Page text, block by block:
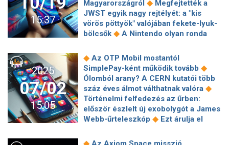
◆Nemzetközi csúcson A besúgó
alkotója◆ Úgy lettek
fesztiválzenekar, hogy még egyetlen
hangot nem írtak meg előre -
Collective-et◆Itt az első előzetese
Az ördög pradát visel 2-nek Meryl
Streeppel és Anne Hathaway-jel◆
Gáspár Máté: „Muszáj
szembesítenünk magunkat a
kérdéssel, hogy színházcsinálóként
meddig terjed a felelősségünk”◆
elején megjelenik feljavított
15:37
Magyarországról ◆ Megfejtették a
JWST egyik nagy rejtélyét: a "kis
vörös pöttyök" valójában fekete-lyuk-
bölcsők ◆ A Nintendo olyan ronda
művészet ◆Az új Xiaomi
csúcstelefon a Samsung és Apple
modellek reális kihívója lehet◆ Ki
nyer és ki veszít az MI-tartalmak
áradatában? ◆Napokon belül itt a
Samsung háromba hajtható
okostelefonja ◆ Elárasztják az
internetet a Sorával generált AI-
2025
07/02
15:05
◆ Az OTP Mobil mostantól
SimplePay-ként működik tovább ◆
Ólomból arany? A CERN kutatói több
száz éves álmot válthatnak valóra ◆
Történelmi felfedezés az űrben:
először észlelt új exobolygót a James
Webb-űrteleszkóp ◆ Ezt árulja el
önkiszolgáló kassza választása